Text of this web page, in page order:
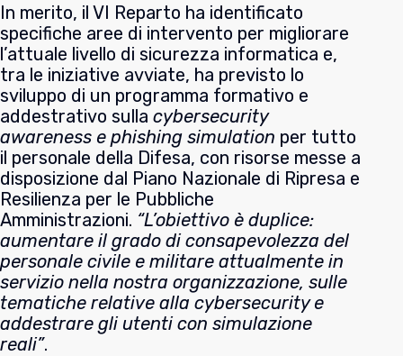
In merito, il VI Reparto ha identificato
specifiche aree di intervento per migliorare
l’attuale livello di sicurezza informatica e,
tra le iniziative avviate, ha previsto lo
sviluppo di un programma formativo e
addestrativo sulla cybersecurity
awareness e phishing simulation per tutto
il personale della Difesa, con risorse messe a
disposizione dal Piano Nazionale di Ripresa e
Resilienza per le Pubbliche
Amministrazioni. “L’obiettivo è duplice:
aumentare il grado di consapevolezza del
personale civile e militare attualmente in
servizio nella nostra organizzazione, sulle
tematiche relative alla cybersecurity e
addestrare gli utenti con simulazione
reali”.